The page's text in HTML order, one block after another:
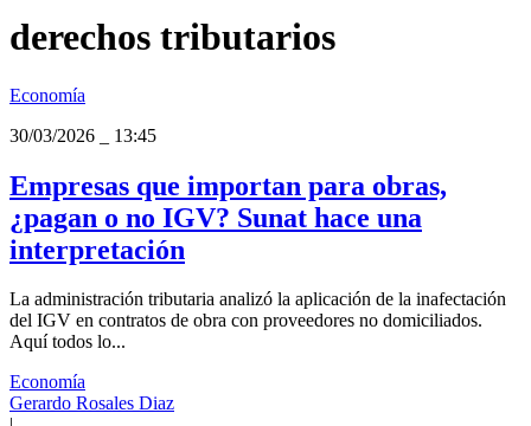
derechos tributarios
Economía
30/03/2026
13:45
Empresas que importan para obras,
¿pagan o no IGV? Sunat hace una
interpretación
La administración tributaria analizó la aplicación de la inafectación
del IGV en contratos de obra con proveedores no domiciliados.
Aquí todos lo...
Economía
Gerardo Rosales Diaz